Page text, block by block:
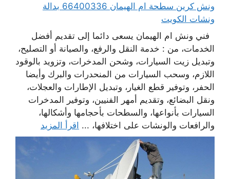
ونش كرين سطحة ام الهيمان 66400336 بدالة
ونشات الكويت
فني ونش ام الهيمان يسعى دائما إلى تقديم أفضل
الخدمات، من : خدمة النقل والرفع، والصيانة أو التصليح،
وتبديل زيت السيارات، وشحن المدخرات، وتزويد بالوقود
اللازم، وسحب السيارات من المنحدرات والبرك وأيضا
الحفر، وتوفير قطع الغيار، وتبديل الإطارات والعجلات،
ونقل البضائع، وتقديم أمهر الفنيين، وتوفير المدخرات
السيارات بأنواعها، والسطحات بأحجامها وأشكالها،
والرافعات والونشات على اختلافها، ... اقرأ المزيد